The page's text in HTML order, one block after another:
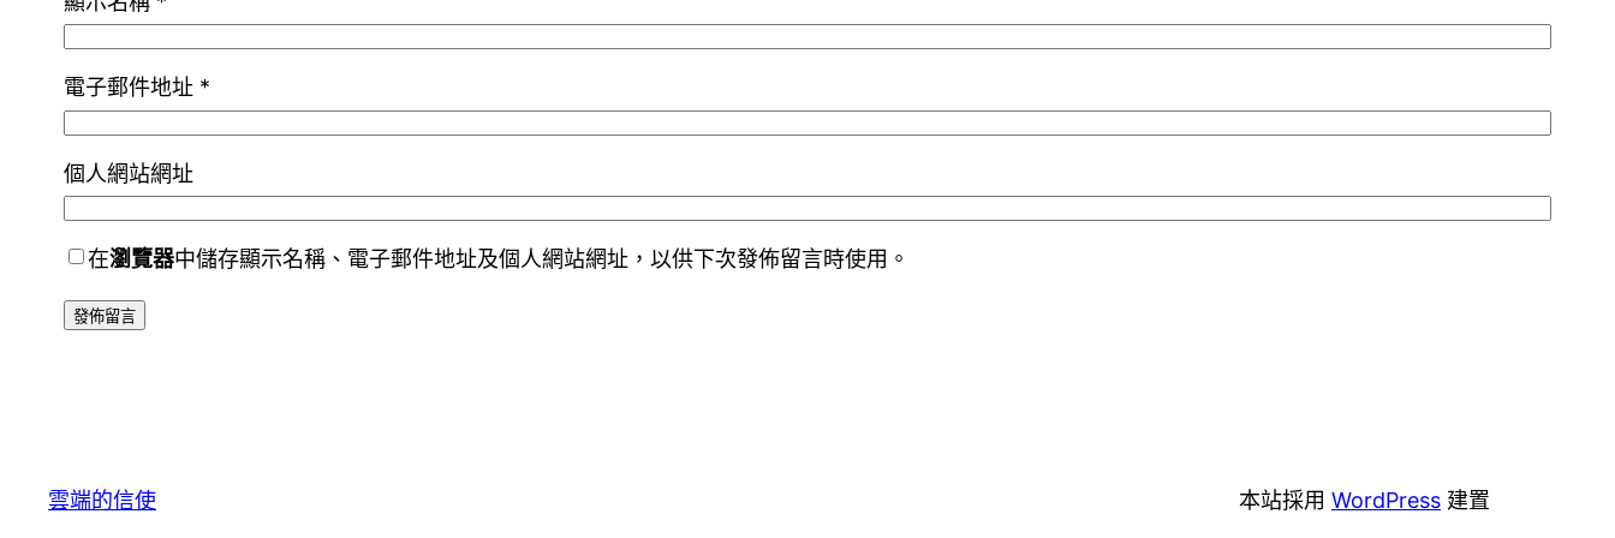
電子郵件地址 *
個人網站網址
在瀏覽器中儲存顯示名稱、電子郵件地址及個人網站網址，以供下次發佈留言時使用。
雲端的信使 本站採用 WordPress 建置